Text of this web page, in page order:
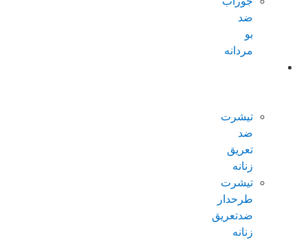
ضد
بو
مردانه
تیشرت
ضد
تعریق
زنانه
تیشرت
طرحدار
ضدتعریق
زنانه